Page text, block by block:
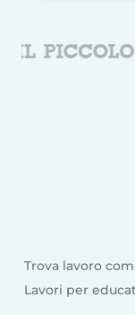
Trova lavoro
Lavori per